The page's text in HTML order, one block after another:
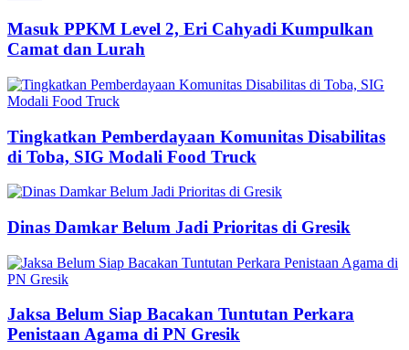
Masuk PPKM Level 2, Eri Cahyadi Kumpulkan
Camat dan Lurah
Tingkatkan Pemberdayaan Komunitas Disabilitas
di Toba, SIG Modali Food Truck
Dinas Damkar Belum Jadi Prioritas di Gresik
Jaksa Belum Siap Bacakan Tuntutan Perkara
Penistaan Agama di PN Gresik